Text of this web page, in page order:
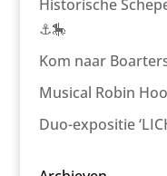
Historische
⚓🎠
Kom naar
Musical Robin
Duo-expositie